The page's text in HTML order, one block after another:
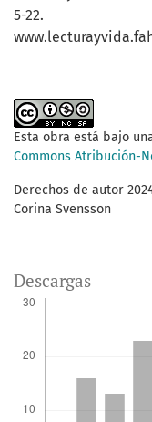
5-22.
Esta obra está bajo
Commons Atribución-
Derechos de autor
Corina Svensson
Descargas